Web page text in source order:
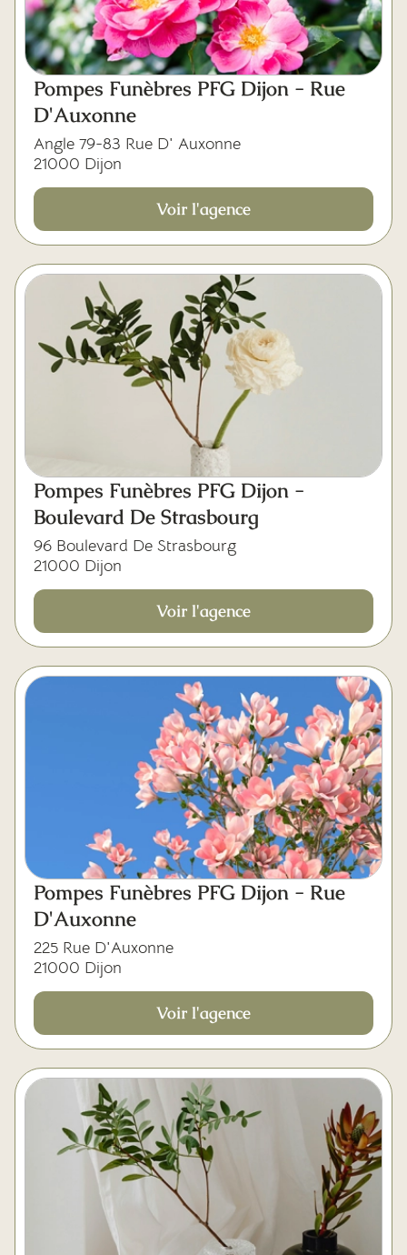
Pompes Funèbres PFG Dijon - Rue
D'Auxonne
Angle 79-83 Rue D' Auxonne
21000 Dijon
Voir l'agence
Pompes Funèbres PFG Dijon -
Boulevard De Strasbourg
96 Boulevard De Strasbourg
21000 Dijon
Voir l'agence
Pompes Funèbres PFG Dijon - Rue
D'Auxonne
225 Rue D'Auxonne
21000 Dijon
Voir l'agence